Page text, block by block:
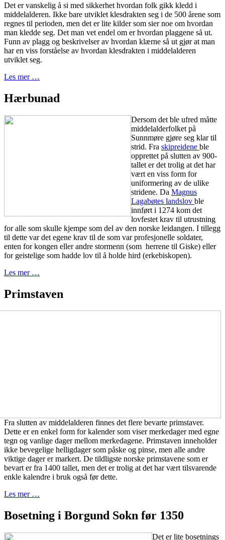
Det er vanskelig å si med sikkerhet hvordan folk gikk kledd i
middelalderen. Ikke bare utviklet klesdrakten seg i de 500 årene som
regnes til perioden, men det er lite kilder som sier noe om hvordan
man kledde seg. Det man vet endel om er hvordan plaggene så ut.
Funn av plagg og beskrivelser av hvordan klærne så ut gjør at man
har en viss forståelse av hvordan klesdrakten i middelalderen
utviklet seg.
Les mer …
Hærbunad
Dersom det ble ufred måtte
middelalderfolket på
Sunnmøre gjøre seg klar til
strid. Fra skipreidene ble
opprettet på slutten av 900-
tallet er det trolig at det har
vært en viss form for
uniformering av de ulike
stridene. Da Magnus
Lagabøtes landslov ble
innført i 1274 kom det
lovfestet krav til utrustning
for alle som skulle kjempe som del av den norske leidangen. I tillegg
til dette var det egene krav til de som var profesjonelle soldater,
enten for kongen eller andre stormenn (som herrene til Giske) eller
for geistelige som hadde lov til å holde hird (erkebiskopen).
Les mer …
Primstaven
Fra slutten av middelalderen finnes det flere bevarte primstaver.
Dette er en enkel form for kalender som viser merkedager med egne
tegn og vanlige dager mellom merkedagene. Primstaven inneholder
ikke bevegelige helligdager som påske og pinse, men alle andre
viktige dager er markert. De tildligste norske primstavene som er
bevart er fra 1400 tallet, men det er trolig at det har vært tilsvarende
enkle kalendre i bruk også før dette.
Les mer …
Bosetning i Borgund Sokn før 1350
Det er lite bosetnings